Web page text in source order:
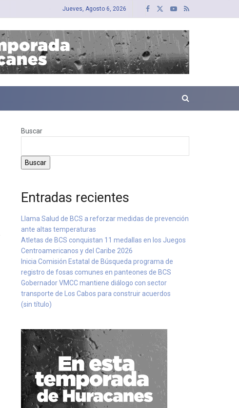
Jueves, Agosto 6, 2026
Buscar
Buscar
Entradas recientes
Llama Salud de BCS a reforzar medidas de prevención
ante altas temperaturas
Atletas de BCS conquistan 11 medallas en los Juegos
Centroamericanos y del Caribe 2026
Inicia Comisión Estatal de Búsqueda programa de
registro de fosas comunes en panteones de BCS
Gobernador VMCC mantiene diálogo con sector
transporte de Los Cabos para construir acuerdos
(sin título)